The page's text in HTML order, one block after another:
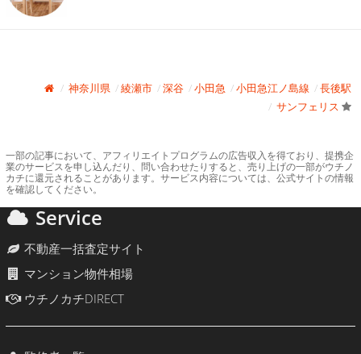
神奈川県 綾瀬市 深谷 小田急 小田急江ノ島線
長後駅
サンフェリス
一部の記事において、アフィリエイトプログラムの広告収入を得ており、提携企
業のサービスを申し込んだり、問い合わせたりすると、売り上げの一部がウチノ
カチに還元されることがあります。サービス内容については、公式サイトの情報
を確認してください。
Service
不動産一括査定サイト
マンション物件相場
ウチノカチDIRECT